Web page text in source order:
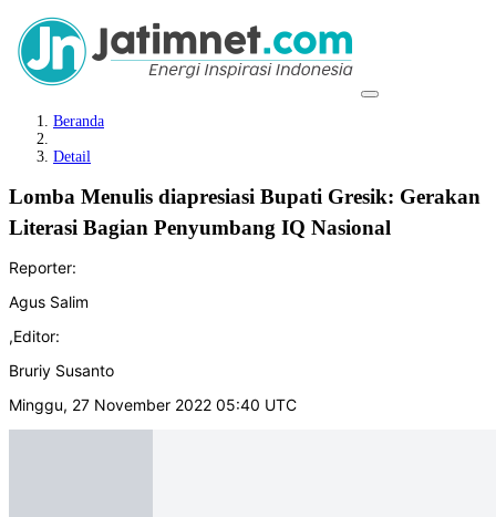
Beranda
Detail
Lomba Menulis diapresiasi Bupati Gresik: Gerakan
Literasi Bagian Penyumbang IQ Nasional
Reporter:
Agus Salim
,Editor:
Bruriy Susanto
Minggu, 27 November 2022 05:40 UTC